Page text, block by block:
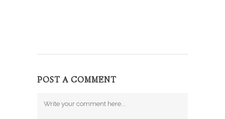
POST A COMMENT